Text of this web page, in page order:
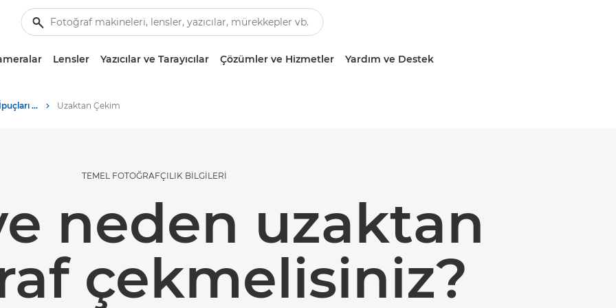
Lensler Yazıcılar ve Tarayıcılar Çözümler ve Hizmetler Yardım ve Destek
Fotoğrafçılık ve Baskı İpuçları ve Teknikleri Uzaktan Çekim
TEMEL FOTOĞRAFÇILIK BİLGİLERİ
neden uzaktan
çekmelisiniz?